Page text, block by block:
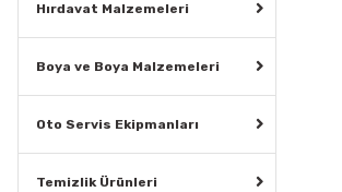
Hırdavat Malzemeleri
Boya ve Boya Malzemeleri
Oto Servis Ekipmanları
Temizlik Ürünleri